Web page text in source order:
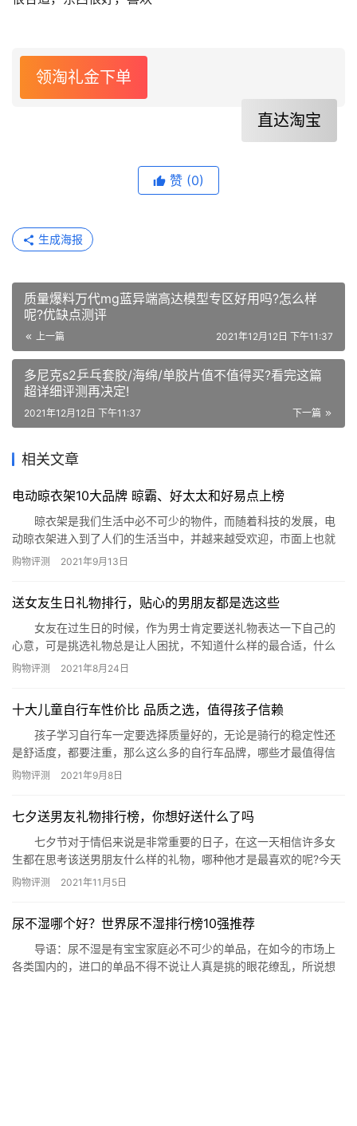
领淘礼金下单
直达淘宝
赞 (0)
生成海报
质量爆料万代mg蓝异端高达模型专区好用吗?怎么样
呢?优缺点测评
上一篇 2021年12月12日 下午11:37
多尼克s2乒乓套胶/海绵/单胶片值不值得买?看完这篇
超详细评测再决定!
下一篇
2021年12月12日 下午11:37
相关文章
电动晾衣架10大品牌 晾霸、好太太和好易点上榜
晾衣架是我们生活中必不可少的物件，而随着科技的发展，电
动晾衣架进入到了人们的生活当中，并越来越受欢迎，市面上也就
出现了各种各样电动晾衣架品牌，质量却是良莠不齐。小编为大家
5.欧兰特 6.九牧 7.恋晴 8…
购物评测 2021年9月13日
送女友生日礼物排行，贴心的男朋友都是选这些
女友在过生日的时候，作为男士肯定要送礼物表达一下自己的
心意，可是挑选礼物总是让人困扰，不知道什么样的最合适，什么
样的最符合女友的心意。那么今天就由小编来为大家列出送女友生
日的时候，选一些比较实用的彩妆产品，比如腮红、口红以及粉底
液等等。…
购物评测 2021年8月24日
十大儿童自行车性价比 品质之选，值得孩子信赖
孩子学习自行车一定要选择质量好的，无论是骑行的稳定性还
是舒适度，都要注重，那么这么多的自行车品牌，哪些才最值得信
赖呢?今天小编就来为大家推荐十大儿童自行车性价比，感兴趣的小
儿童自行车 5、永久儿童自行车 6、好孩子儿…
购物评测 2021年9月8日
七夕送男友礼物排行榜，你想好送什么了吗
七夕节对于情侣来说是非常重要的日子，在这一天相信许多女
生都在思考该送男朋友什么样的礼物，哪种他才是最喜欢的呢?今天
就由小编来为大家列出七夕送男友礼物排行榜，给您做个参考。 七
酣睡猫咪情侣杯 7、防静电能量平衡手环 8、超…
购物评测 2021年11月5日
尿不湿哪个好？世界尿不湿排行榜10强推荐
导语：尿不湿是有宝宝家庭必不可少的单品，在如今的市场上
各类国内的，进口的单品不得不说让人真是挑的眼花缭乱，所说想